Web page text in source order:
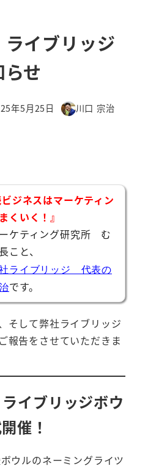
イブリッジ
せ
年5月25日
著
川口 宗治
ビジネスはマーケティン
くいく！』
ケティング研究所 む
こと、
ライブリッジ 代表の
です。
そして弊社ライブリッジ
報告をさせていただきま
ライブリッジボウ
催！
ウルのネーミングライツ